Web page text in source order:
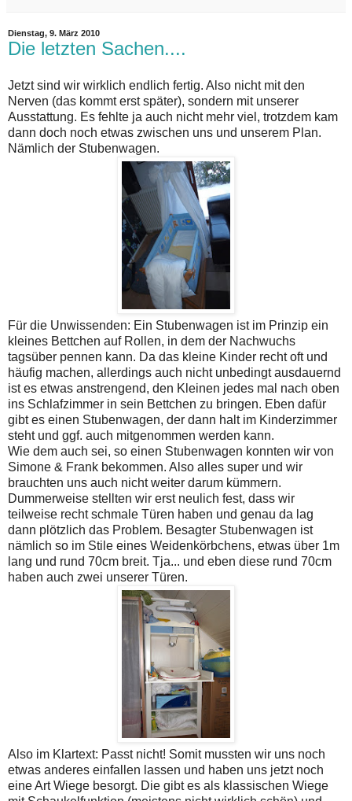
Dienstag, 9. März 2010
Die letzten Sachen....
Jetzt sind wir wirklich endlich fertig. Also nicht mit den
Nerven (das kommt erst später), sondern mit unserer
Ausstattung. Es fehlte ja auch nicht mehr viel, trotzdem kam
dann doch noch etwas zwischen uns und unserem Plan.
Nämlich der Stubenwagen.
Für die Unwissenden: Ein Stubenwagen ist im Prinzip ein
kleines Bettchen auf Rollen, in dem der Nachwuchs
tagsüber pennen kann. Da das kleine Kinder recht oft und
häufig machen, allerdings auch nicht unbedingt ausdauernd
ist es etwas anstrengend, den Kleinen jedes mal nach oben
ins Schlafzimmer in sein Bettchen zu bringen. Eben dafür
gibt es einen Stubenwagen, der dann halt im Kinderzimmer
steht und ggf. auch mitgenommen werden kann.
Wie dem auch sei, so einen Stubenwagen konnten wir von
Simone & Frank bekommen. Also alles super und wir
brauchten uns auch nicht weiter darum kümmern.
Dummerweise stellten wir erst neulich fest, dass wir
teilweise recht schmale Türen haben und genau da lag
dann plötzlich das Problem. Besagter Stubenwagen ist
nämlich so im Stile eines Weidenkörbchens, etwas über 1m
lang und rund 70cm breit. Tja... und eben diese rund 70cm
haben auch zwei unserer Türen.
Also im Klartext: Passt nicht! Somit mussten wir uns noch
etwas anderes einfallen lassen und haben uns jetzt noch
eine Art Wiege besorgt. Die gibt es als klassischen Wiege